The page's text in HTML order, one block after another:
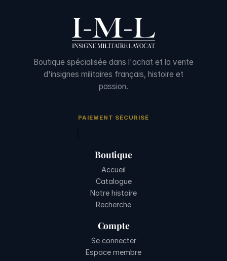
Boutique spécialisée dans l'achat et la vente
d'insignes militaires français, histoire et
passion.
PAIEMENT SÉCURISÉ
Boutique
Accueil
Catalogue
Notre histoire
Recherche
Compte
Se connecter
Espace membre